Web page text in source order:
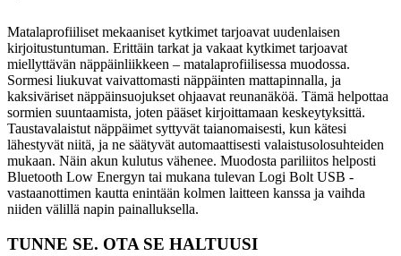
Matalaprofiiliset mekaaniset kytkimet tarjoavat uudenlaisen
kirjoitustuntuman. Erittäin tarkat ja vakaat kytkimet tarjoavat
miellyttävän näppäinliikkeen – matalaprofiilisessa muodossa.
Sormesi liukuvat vaivattomasti näppäinten mattapinnalla, ja
kaksiväriset näppäinsuojukset ohjaavat reunanäköä. Tämä helpottaa
sormien suuntaamista, joten pääset kirjoittamaan keskeytyksittä.
Taustavalaistut näppäimet syttyvät taianomaisesti, kun kätesi
lähestyvät niitä, ja ne säätyvät automaattisesti valaistusolosuhteiden
mukaan. Näin akun kulutus vähenee. Muodosta pariliitos helposti
Bluetooth Low Energyn tai mukana tulevan Logi Bolt USB -
vastaanottimen kautta enintään kolmen laitteen kanssa ja vaihda
niiden välillä napin painalluksella.
TUNNE SE. OTA SE HALTUUSI